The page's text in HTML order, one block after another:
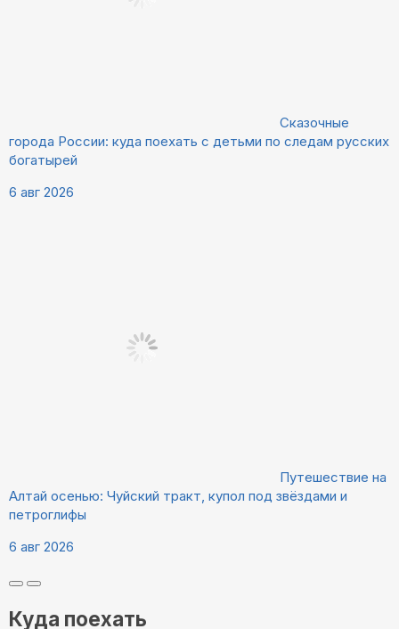
Сказочные
города России: куда поехать с детьми по следам русских
богатырей
6 авг 2026
Путешествие на
Алтай осенью: Чуйский тракт, купол под звёздами и
петроглифы
6 авг 2026
Куда поехать